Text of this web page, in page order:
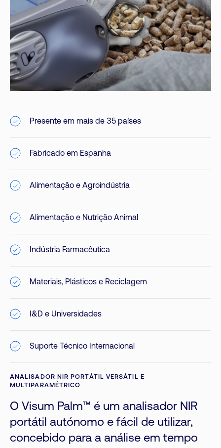
ANALISADOR NIR PORTÁTIL VERSÁTIL E
MULTIPARAMÉTRICO
O Visum Palm™ é um analisador NIR
portátil autónomo e fácil de utilizar,
concebido para a análise em tempo
Presente em mais de 35 países
Fabricado em Espanha
Alimentação e Agroindústria
Alimentação e Nutrição Animal
Indústria Farmacêutica
Materiais, Plásticos e Reciclagem
I&D e Universidades
Suporte Técnico Internacional